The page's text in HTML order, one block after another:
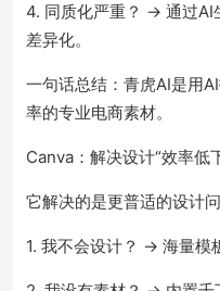
4. 同质化严重？ → 通过AI
差异化。
一句话总结：青虎AI是用
率的专业电商素材。
Canva：解决设计“效率低
它解决的是更普适的设计问
1. 我不会设计？ → 海量模